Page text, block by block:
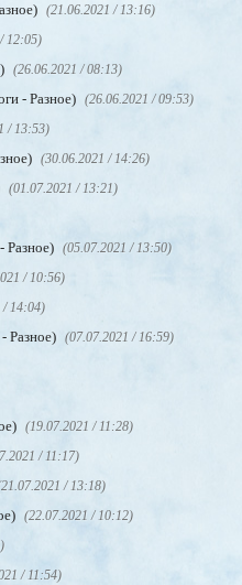
(21.06.2021 / 13:16)
12:05)
(26.06.2021 / 08:13)
- Разное) (26.06.2021 / 09:53)
/ 13:53)
(30.06.2021 / 14:26)
(01.07.2021 / 13:21)
Разное) (05.07.2021 / 13:50)
/ 10:56)
/ 14:04)
Разное) (07.07.2021 / 16:59)
(19.07.2021 / 11:28)
/ 11:17)
/ 13:18)
(22.07.2021 / 10:12)
/ 11:54)